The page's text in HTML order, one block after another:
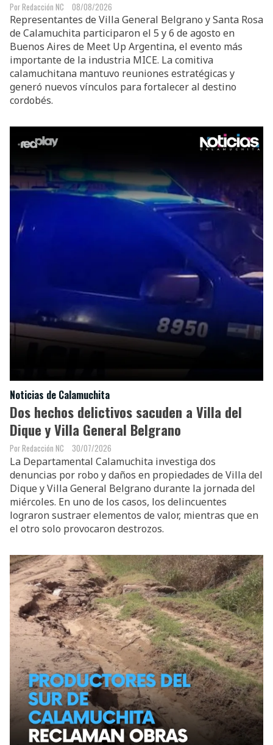
Redacción NC 08/08/2026
Representantes de Villa General Belgrano y Santa Rosa
de Calamuchita participaron el 5 y 6 de agosto en
Buenos Aires de Meet Up Argentina, el evento más
importante de la industria MICE. La comitiva
calamuchitana mantuvo reuniones estratégicas y
generó nuevos vínculos para fortalecer al destino
cordobés.
Dos hechos delictivos sacuden a Villa del
Dique y Villa General Belgrano
Redacción NC
Noticias de Calamuchita
30/07/2026
La Departamental Calamuchita investiga dos
denuncias por robo y daños en propiedades de Villa del
Dique y Villa General Belgrano durante la jornada del
miércoles. En uno de los casos, los delincuentes
lograron sustraer elementos de valor, mientras que en
el otro solo provocaron destrozos.